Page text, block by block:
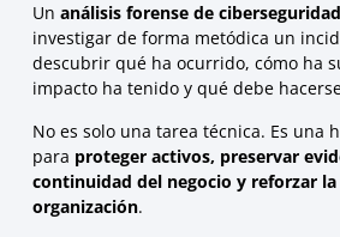
Un análisis forense de ciberseguridad
investigar de forma metódica un
descubrir qué ha ocurrido, cómo ha
impacto ha tenido y qué debe
No es solo una tarea técnica. Es una
para proteger activos, preservar
continuidad del negocio y reforzar
organización.